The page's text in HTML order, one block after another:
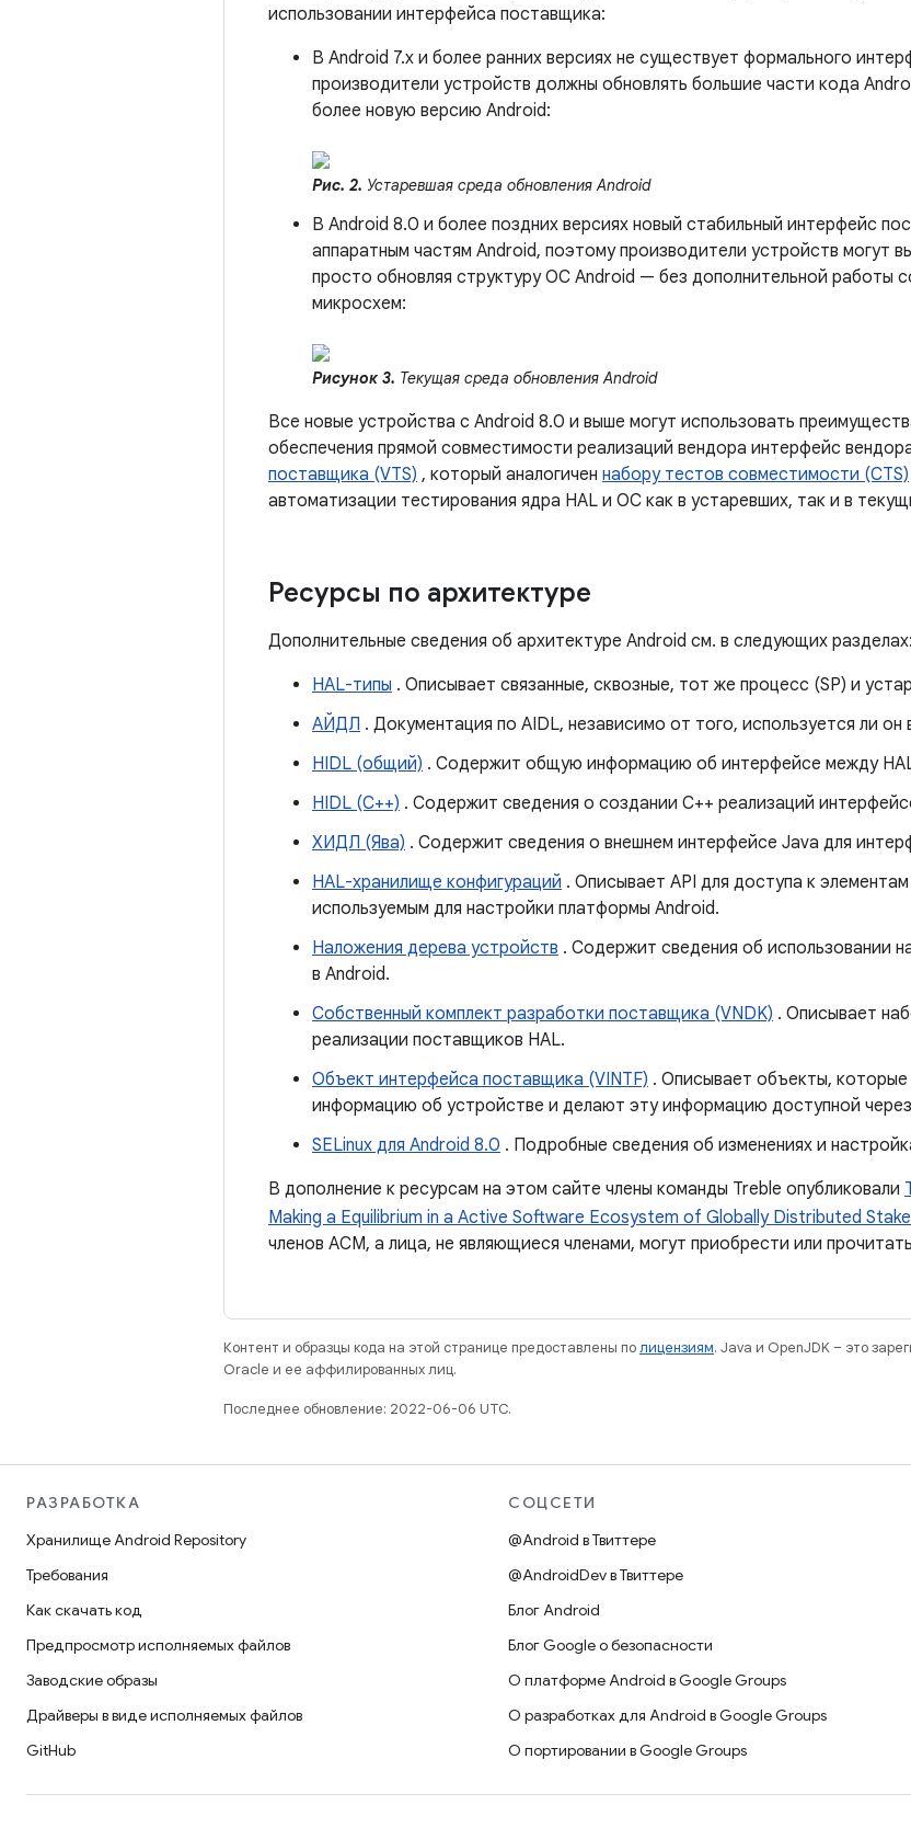
использовании интерфейса поставщика:
В Android 7.x и более ранних версиях не существует формального
производители устройств должны обновлять большие части кода
более новую версию Android:
Рис. 2. Устаревшая среда обновления Android
В Android 8.0 и более поздних версиях новый стабильный интерфейс
аппаратным частям Android, поэтому производители устройств могут
просто обновляя структуру ОС Android — без дополнительной работы
микросхем:
Рисунок 3. Текущая среда обновления Android
Все новые устройства с Android 8.0 и выше могут использовать
обеспечения прямой совместимости реализаций вендора интерфейс
поставщика (VTS) , который аналогичен набору тестов совместимости (CTS)
автоматизации тестирования ядра HAL и ОС как в устаревших, так и в
Ресурсы по архитектуре
Дополнительные сведения об архитектуре Android см. в следующих разделах:
HAL-типы . Описывает связанные, сквозные, тот же процесс (SP) и
АЙДЛ . Документация по AIDL, независимо от того, используется ли
HIDL (общий) . Содержит общую информацию об интерфейсе между
HIDL (С++) . Содержит сведения о создании C++ реализаций
ХИДЛ (Ява) . Содержит сведения о внешнем интерфейсе Java для
HAL-хранилище конфигураций . Описывает API для доступа к
используемым для настройки платформы Android.
Наложения дерева устройств . Содержит сведения об использовании
в Android.
Собственный комплект разработки поставщика (VNDK) . Описывает
реализации поставщиков HAL.
Объект интерфейса поставщика (VINTF) . Описывает объекты,
информацию об устройстве и делают эту информацию доступной
SELinux для Android 8.0 . Подробные сведения об изменениях и
В дополнение к ресурсам на этом сайте члены команды Treble опубликовали
Making a Equilibrium in a Active Software Ecosystem of Globally Distributed
членов ACM, а лица, не являющиеся членами, могут приобрести или
Контент и образцы кода на этой странице предоставлены полицензиям. Java и OpenJDK – это
Oracle и ее аффилированных лиц.
Последнее обновление: 2022-06-06 UTC.
РАЗРАБОТКА
Хранилище Android Repository
Требования
Как скачать код
Предпросмотр исполняемых файлов
Заводские образы
Драйверы в виде исполняемых файлов
GitHub
СОЦСЕТИ
@Android в Твиттере
@AndroidDev в Твиттере
Блог Android
Блог Google о безопасности
О платформе Android в Google Groups
О разработках для Android в Google Groups
О портировании в Google Groups